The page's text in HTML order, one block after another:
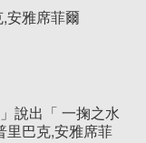
安雅席菲爾
說出「 一掬之水
里巴克,安雅席菲